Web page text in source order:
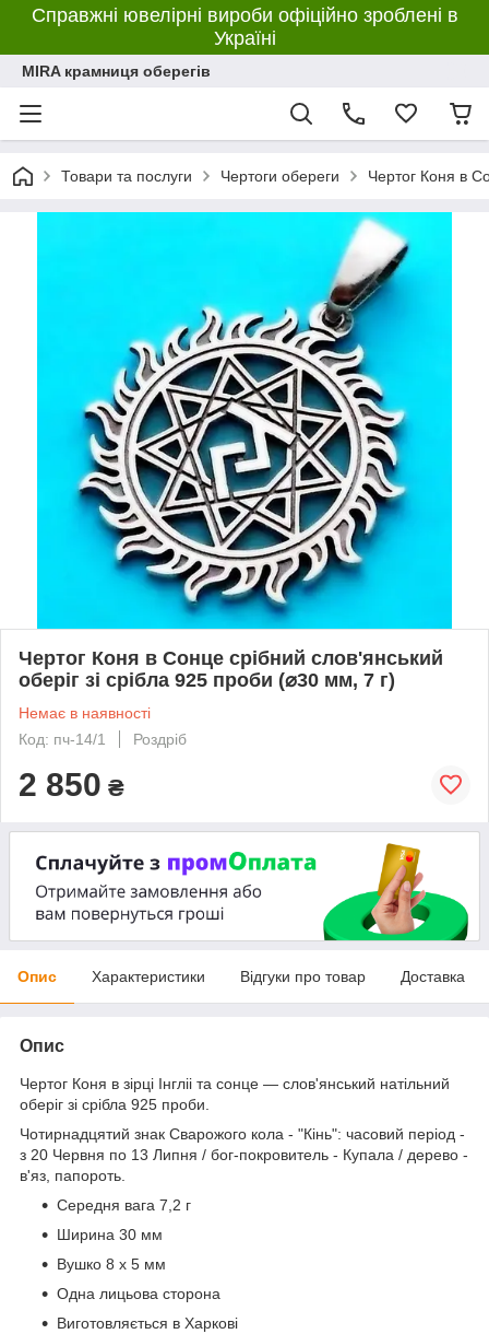
Справжні ювелірні вироби офіційно зроблені в
Україні
MIRA крамниця оберегів
Товари та послуги Чертоги обереги Чертог Коня в
Чертог Коня в Сонце срібний слов'янський
оберіг зі срібла 925 проби (⌀30 мм, 7 г)
Немає в наявності
Код: пч-14/1
Роздріб
2 850 ₴
Опис Характеристики Відгуки про товар Доставка
Опис
Чертог Коня в зірці Інгліі та сонце ― слов'янський натільний
оберіг зі срібла 925 проби.
Чотирнадцятий знак Сварожого кола - "Кінь": часовий період -
з 20 Червня по 13 Липня / бог-покровитель - Купала / дерево -
в'яз, папороть.
Середня вага 7,2 г
Ширина 30 мм
Вушко 8 х 5 мм
Одна лицьова сторона
Виготовляється в Харкові